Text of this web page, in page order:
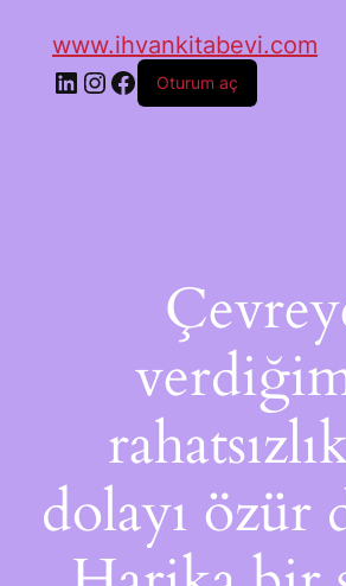
www.ihvankitabevi.com
Oturum aç
dolayı özür